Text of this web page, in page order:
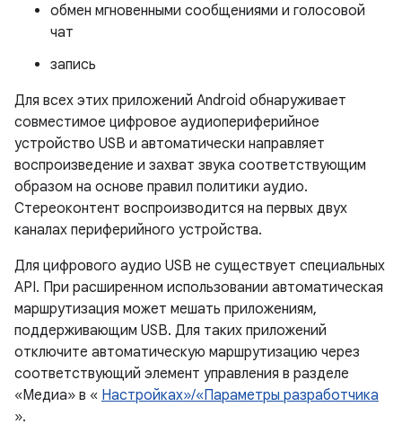
обмен мгновенными сообщениями и голосовой
чат
запись
Для всех этих приложений Android обнаруживает
совместимое цифровое аудиопериферийное
устройство USB и автоматически направляет
воспроизведение и захват звука соответствующим
образом на основе правил политики аудио.
Стереоконтент воспроизводится на первых двух
каналах периферийного устройства.
Для цифрового аудио USB не существует специальных
API. При расширенном использовании автоматическая
маршрутизация может мешать приложениям,
поддерживающим USB. Для таких приложений
отключите автоматическую маршрутизацию через
соответствующий элемент управления в разделе
«Медиа» в « Настройках»/«Параметры разработчика
».